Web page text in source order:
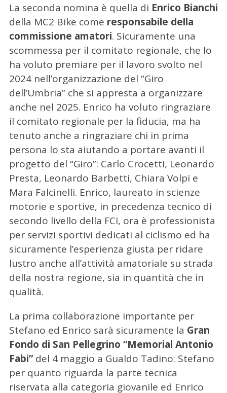
La seconda nomina è quella di Enrico Bianchi
della MC2 Bike come responsabile della
commissione amatori. Sicuramente una
scommessa per il comitato regionale, che lo
ha voluto premiare per il lavoro svolto nel
2024 nell’organizzazione del “Giro
dell’Umbria” che si appresta a organizzare
anche nel 2025. Enrico ha voluto ringraziare
il comitato regionale per la fiducia, ma ha
tenuto anche a ringraziare chi in prima
persona lo sta aiutando a portare avanti il
progetto del “Giro”: Carlo Crocetti, Leonardo
Presta, Leonardo Barbetti, Chiara Volpi e
Mara Falcinelli. Enrico, laureato in scienze
motorie e sportive, in precedenza tecnico di
secondo livello della FCI, ora è professionista
per servizi sportivi dedicati al ciclismo ed ha
sicuramente l’esperienza giusta per ridare
lustro anche all’attività amatoriale su strada
della nostra regione, sia in quantità che in
qualità.
La prima collaborazione importante per
Stefano ed Enrico sarà sicuramente la Gran
Fondo di San Pellegrino “Memorial Antonio
Fabi”del 4 maggio a Gualdo Tadino: Stefano
per quanto riguarda la parte tecnica
riservata alla categoria giovanile ed Enrico
e
r
a
p
e
r